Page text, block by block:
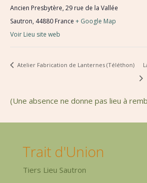
Ancien Presbytère, 29 rue de la Vallée
Sautron, 44880 France + Google Map
Voir Lieu site web
Atelier Fabrication de Lanternes (Téléthon)
(Une absence ne donne pas lieu à
Trait d'Union
Tiers Lieu Sautron